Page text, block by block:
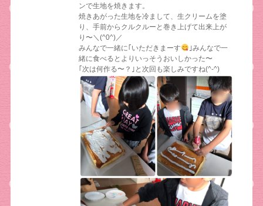
ンで生地を焼きます。
焼きあがった生地を冷まして、生クリームを塗
り、手前からクルクルーと巻き上げて出来上が
り〜＼(^0^)／
みんなで一緒に｢いただきまーす
｣みんなで一
緒に食べるとよりいっそうおいしかった〜
｢次は何作る〜？｣と次回も楽しみですね(^-^)